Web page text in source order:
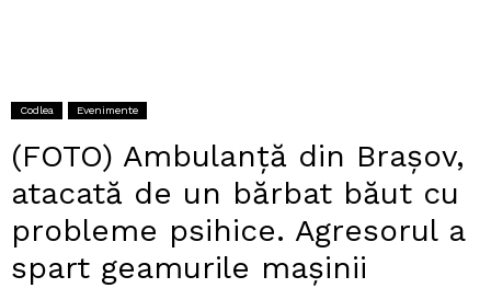
Codlea Evenimente
(FOTO) Ambulanță din Brașov,
atacată de un bărbat băut cu
probleme psihice. Agresorul a
spart geamurile mașinii